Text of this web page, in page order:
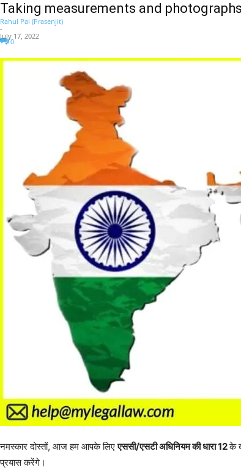
Taking measurements and
Rahul Pal (Prasenjit)
-
July 17, 2022
0
नमस्कार दोस्तों, आज हम आपके लिएएससी/एसटी अधिनियम की धारा 12के
प्रयास करेंगे।